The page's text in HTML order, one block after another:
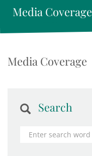
Media Coverage
Media Coverage
Search